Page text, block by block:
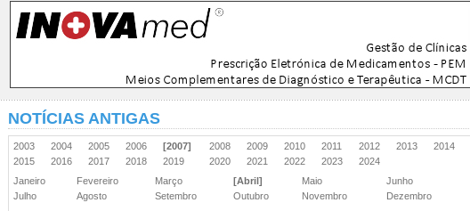
NOTÍCIAS ANTIGAS
2003 2004 2005 2006 [2007] 2008 2009 2010 2011 2012 2013
2014
2015
2016 2017 2018 2019 2020 2021 2022 2023
2024
Janeiro
Fevereiro Março [Abril] Maio
Junho
Julho
Agosto Setembro Outubro Novembro
Dezembro